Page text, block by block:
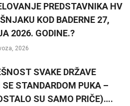
PREDSTAVNIKA HV
KOD BADERNE 27,
2026. GODINE.?
2026
SVAKE DRŽAVE
STANDARDOM PUKA –
SU SAMO PRIČE)….